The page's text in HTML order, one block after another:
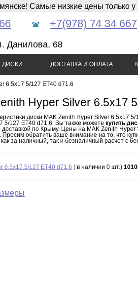
Самые низкие цены только у
+7(978) 74 34 667
Данилова, 68
ДИСКИ ДОСТАВКА И ОПЛАТА
6.5x17 5/127 ET40 d71.6
Hyper Silver 6.5x17
диски MAK Zenith Hyper Silver 6.5x17
5/127 ET40 d71.6. Вы также можете купить
доставкой по Крыму. Цены на MAK Zenith
Просим обратить ваше внимание на то, что
за наличный, так и безналичный расчет с
6.5x17 5/127 ET40 d71.6 ( в наличии 0 шт.)